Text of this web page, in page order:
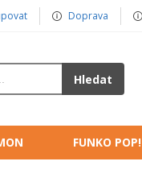
Doprava
Hledat
FUNKO POP!